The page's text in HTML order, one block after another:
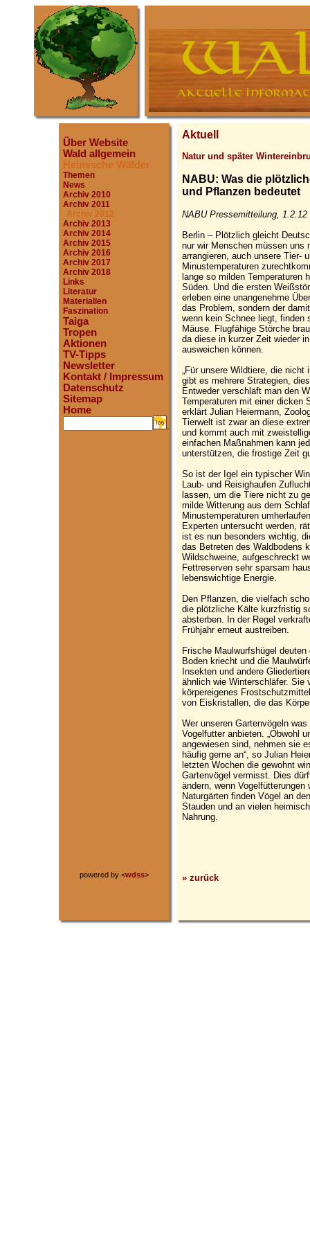
Über Website
Wald allgemein
Heimische Wälder
Themen
News
Archiv 2010
Archiv 2011
Archiv 2012
Archiv 2013
Archiv 2014
Archiv 2015
Archiv 2016
Archiv 2017
Archiv 2018
Links
Literatur
Materialien
Faszination
Taiga
Tropen
Aktionen
TV-Tipps
Newsletter
Kontakt / Impressum
Datenschutz
Sitemap
Home
.
powered by <wdss>
Aktuell
Natur und später
NABU: Was die
und Pflanzen bedeutet
NABU Pressemitteilung, 1.2.12
Berlin – Plötzlich gleicht
nur wir Menschen müssen uns
arrangieren, auch unsere Tier-
Minustemperaturen
lange so milden Temperaturen
Süden. Und die ersten
erleben eine unangenehme
das Problem, sondern der
wenn kein Schnee liegt, finden
Mäuse. Flugfähige Störche
da diese in kurzer Zeit wieder
ausweichen können.
„Für unsere Wildtiere, die
gibt es mehrere Strategien,
Entweder verschläft man den
Temperaturen mit einer dicken
erklärt Julian Heiermann,
Tierwelt ist zwar an diese
und kommt auch mit
einfachen Maßnahmen kann
unterstützen, die frostige Zeit
So ist der Igel ein typischer
Laub- und Reisighaufen
lassen, um die Tiere nicht zu
milde Witterung aus dem
Minustemperaturen
Experten untersucht werden,
ist es nun besonders wichtig,
das Betreten des Waldbodens
Wildschweine, aufgeschreckt
Fettreserven sehr sparsam
lebenswichtige Energie.
Den Pflanzen, die vielfach
die plötzliche Kälte kurzfristig
absterben. In der Regel
Frühjahr erneut austreiben.
Frische Maulwurfshügel
Boden kriecht und die
Insekten und andere
ähnlich wie Winterschläfer. Sie
körpereigenes
von Eiskristallen, die das
Wer unseren Gartenvögeln
Vogelfutter anbieten. „Obwohl
angewiesen sind, nehmen sie
häufig gerne an“, so Julian
letzten Wochen die gewohnt
Gartenvögel vermisst. Dies
ändern, wenn
Naturgärten finden Vögel an
Stauden und an vielen
Nahrung.
» zurück